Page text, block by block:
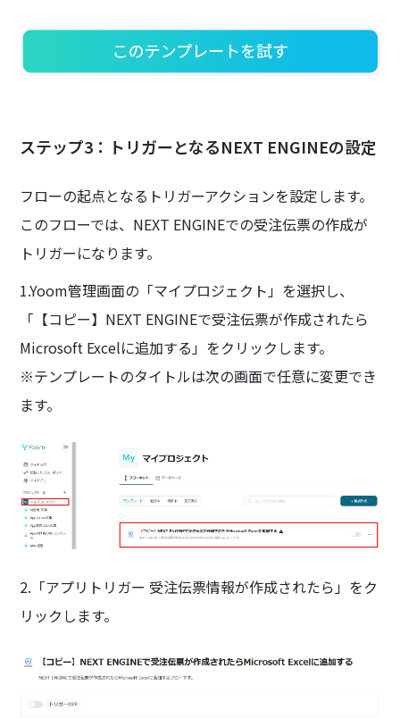
ステップ3：トリガーとなるNEXT ENGINEの設定
フローの起点となるトリガーアクションを設定します。
このフローでは、NEXT ENGINEでの受注伝票の作成が
トリガーになります。
1.Yoom管理画面の「マイプロジェクト」を選択し、
「【コピー】NEXT ENGINEで受注伝票が作成されたら
Microsoft Excelに追加する」をクリックします。
※テンプレートのタイトルは次の画面で任意に変更でき
ます。
2.「アプリトリガー 受注伝票情報が作成されたら」をク
リックします。